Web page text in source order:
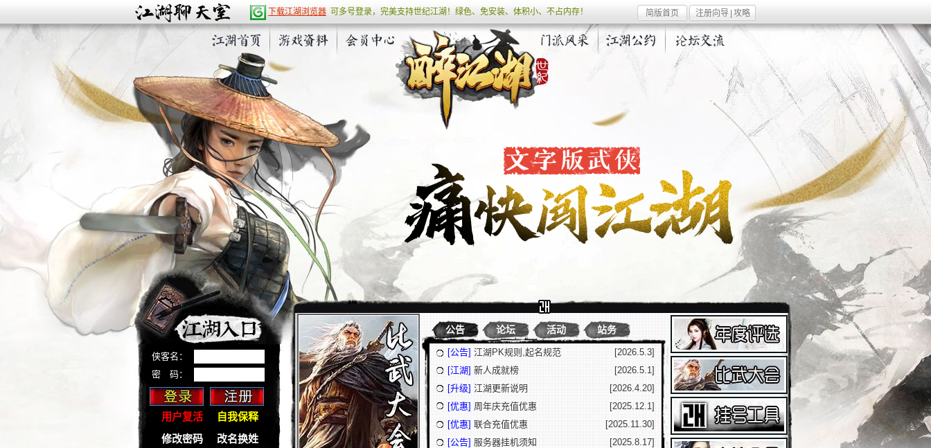
下载江湖浏览器 可多号登录，完美支持世纪江湖！绿色、免安装、体积小、不占内存！ 简版首页 注册向导 攻略
醉江湖
侠客名：
密 码：
用户复活
自我保释
修改密码
改名换姓
江湖10大富翁
发热
月汐绯染
柒剑
桃花花
岁暮
林森
晨光
烈如歌
池小晚
江湖10大高手
二虎
桃漓漓
凉皮
篱边落果
永不言败
邪虎
公告 论坛 活动 站务
[2026.5.3]
[公告] 江湖PK规则,起名规范
[2026.5.1]
[江湖] 新人成就榜
[2026.4.20]
[升级] 江湖更新说明
[2025.12.1]
[优惠] 周年庆充值优惠
[2025.11.30]
[优惠] 联合充值优惠
[2025.8.17]
[公告] 服务器挂机须知